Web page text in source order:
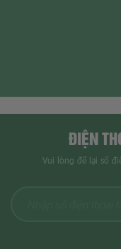
ĐIỆN
Vui lòng để lại số